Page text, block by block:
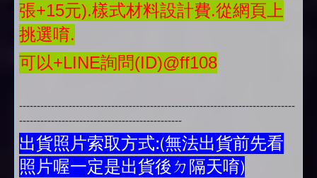
張+15元).樣式材料設計費.從網頁上
挑選唷.
可以+LINE詢問(ID)@ff108
------------------------------------------------------------------------------
----------------------------------------------
出貨照片索取方式:(無法出貨前先看
照片喔一定是出貨後ㄉ隔天唷)